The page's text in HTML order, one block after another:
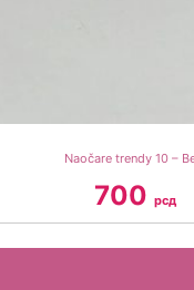
Naočare trendy 10 –
700 рсд